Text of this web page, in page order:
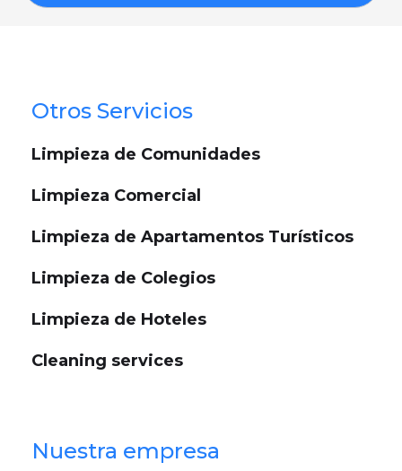
Otros Servicios
Limpieza de Comunidades
Limpieza Comercial
Limpieza de Apartamentos Turísticos
Limpieza de Colegios
Limpieza de Hoteles
Cleaning services
Nuestra empresa